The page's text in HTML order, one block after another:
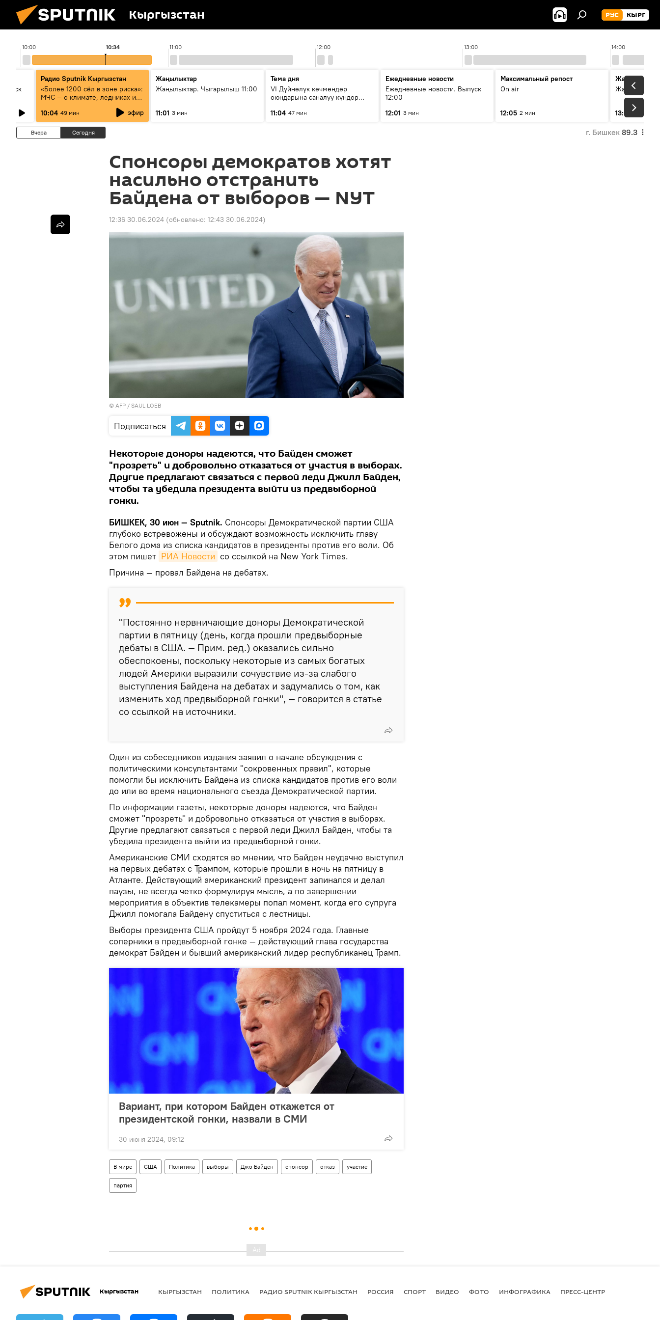
Кыргызстан РУС КЫРГ
10:00 11:00 12:00 13:00 14:00
10:34
Радио Sputnik Кыргызстан
«Более 1200 сёл в зоне риска»:
МЧС — о климате, ледниках и
населения
10:04 49 мин эфир
Жаңылыктар
Жаңылыктар. Чыгарылыш 11:00
11:01 3 мин
Тема дня
VI Дүйнөлүк көчмөндөр
оюндарына саналуу күндөр
этапка жетти?
11:04 47 мин
Ежедневные новости
Ежедневные новости. Выпуск
12:00
12:01 3 мин
Максимальный репост
On air
12:05 2 мин
Жаңылыктар
13:01 3 мин
Вчера Сегодня г. Бишкек 89.3
Спонсоры демократов хотят
насильно отстранить
Байдена от выборов — NYT
12:36 30.06.2024 (обновлено: 12:43 30.06.2024)
© AFP / SAUL LOEB
Подписаться
Некоторые доноры надеются, что Байден сможет
"прозреть" и добровольно отказаться от участия в выборах.
Другие предлагают связаться с первой леди Джилл Байден,
чтобы та убедила президента выйти из предвыборной
гонки.
БИШКЕК, 30 июн — Sputnik. Спонсоры Демократической партии США
глубоко встревожены и обсуждают возможность исключить главу
Белого дома из списка кандидатов в президенты против его воли. Об
этом пишет РИА Новости со ссылкой на New York Times.
Причина — провал Байдена на дебатах.
"Постоянно нервничающие доноры Демократической
партии в пятницу (день, когда прошли предвыборные
дебаты в США. — Прим. ред.) оказались сильно
обеспокоены, поскольку некоторые из самых богатых
людей Америки выразили сочувствие из-за слабого
выступления Байдена на дебатах и задумались о том, как
изменить ход предвыборной гонки", — говорится в статье
со ссылкой на источники.
Один из собеседников издания заявил о начале обсуждения с
политическими консультантами "сокровенных правил", которые
помогли бы исключить Байдена из списка кандидатов против его воли
до или во время национального съезда Демократической партии.
По информации газеты, некоторые доноры надеются, что Байден
сможет "прозреть" и добровольно отказаться от участия в выборах.
Другие предлагают связаться с первой леди Джилл Байден, чтобы та
убедила президента выйти из предвыборной гонки.
Американские СМИ сходятся во мнении, что Байден неудачно выступил
на первых дебатах с Трампом, которые прошли в ночь на пятницу в
Атланте. Действующий американский президент запинался и делал
паузы, не всегда четко формулируя мысль, а по завершении
мероприятия в объектив телекамеры попал момент, когда его супруга
Джилл помогала Байдену спуститься с лестницы.
Выборы президента США пройдут 5 ноября 2024 года. Главные
соперники в предвыборной гонке — действующий глава государства
демократ Байден и бывший американский лидер республиканец Трамп.
Вариант, при котором Байден откажется от
президентской гонки, назвали в СМИ
30 июня 2024, 09:12
В мире США Политика выборы Джо Байден спонсор отказ участие
партия
Кыргызстан КЫРГЫЗСТАН ПОЛИТИКА РАДИО SPUTNIK КЫРГЫЗСТАН РОССИЯ СПОРТ ВИДЕО ФОТО ИНФОГРАФИКА ПРЕСС-ЦЕНТР